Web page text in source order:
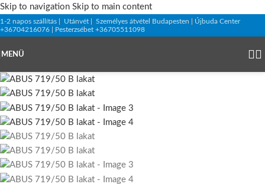
Skip to navigation Skip to main content
1-2 napos szállítás | Utánvét | Személyes átvétel Budapesten | Újbuda Center
+36704216076 | Pesterzsébet +36705511098
MENÜ